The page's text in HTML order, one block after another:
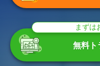
まずは
無料ト